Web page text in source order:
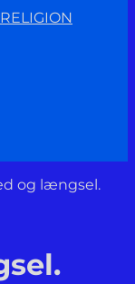
og længsel.